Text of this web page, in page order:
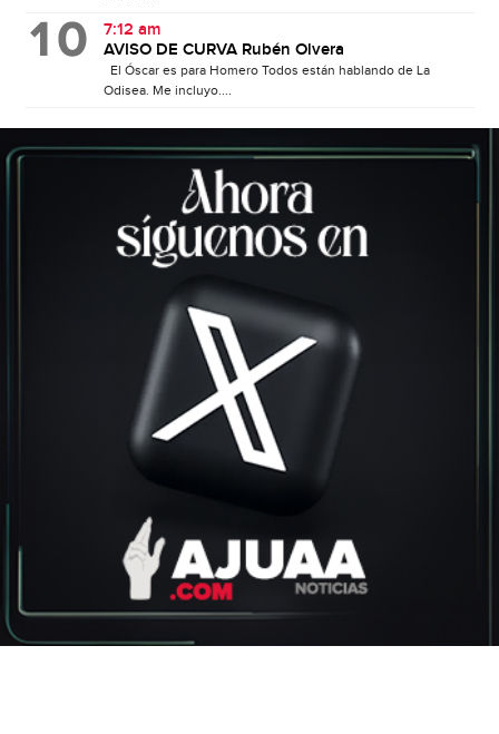
7:12 am
AVISO DE CURVA Rubén Olvera
El Óscar es para Homero Todos están hablando de La
Odisea. Me incluyo....